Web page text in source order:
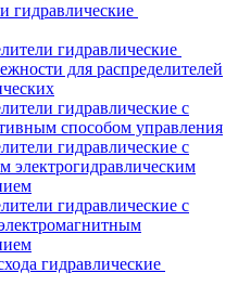
гидравлические
гидравлические
для распределителей
гидравлические с
способом управления
гидравлические с
электрогидравлическим
гидравлические с
гидравлические